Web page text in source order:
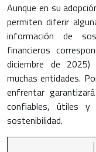
Aunque en su
permiten diferir
información de
financieros
diciembre de
muchas entidades.
enfrentar
confiables, útiles y
sostenibilidad.